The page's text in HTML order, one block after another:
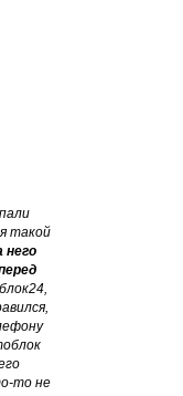
такой
него
то не